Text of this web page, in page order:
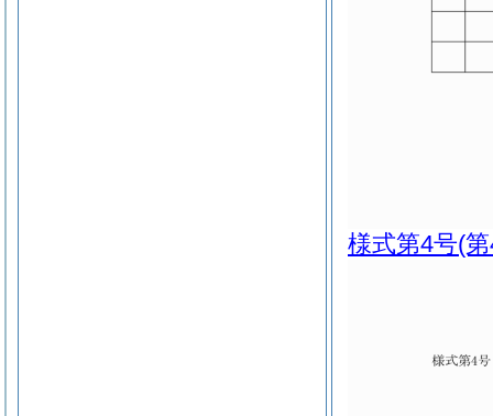
様式第4号(